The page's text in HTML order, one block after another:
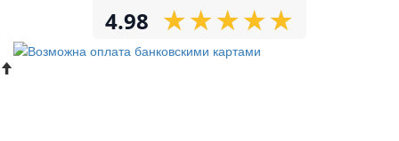
4.98 ★
★★
★★
★★
★★
★